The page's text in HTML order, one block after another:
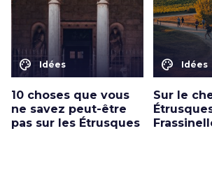
color_lens Idées
10 choses que vous
ne savez peut-être
pas sur les Étrusques
color_lens Idées
Sur le